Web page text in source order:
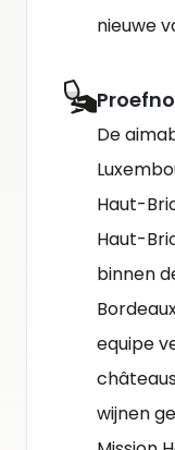
nieuwe
De
Haut-
Haut-
binnen
equipe
wijnen